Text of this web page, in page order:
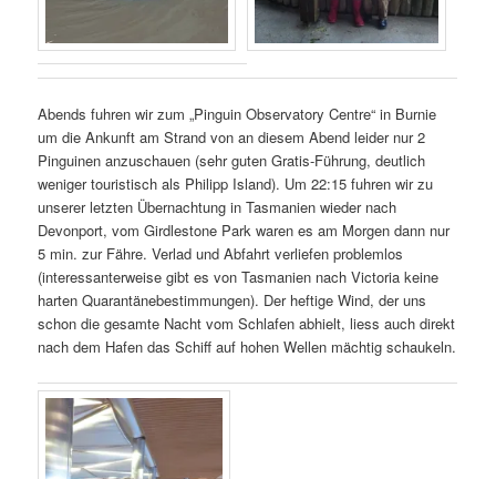
Abends fuhren wir zum „Pinguin Observatory Centre“ in Burnie
um die Ankunft am Strand von an diesem Abend leider nur 2
Pinguinen anzuschauen (sehr guten Gratis-Führung, deutlich
weniger touristisch als Philipp Island). Um 22:15 fuhren wir zu
unserer letzten Übernachtung in Tasmanien wieder nach
Devonport, vom Girdlestone Park waren es am Morgen dann nur
5 min. zur Fähre. Verlad und Abfahrt verliefen problemlos
(interessanterweise gibt es von Tasmanien nach Victoria keine
harten Quarantänebestimmungen). Der heftige Wind, der uns
schon die gesamte Nacht vom Schlafen abhielt, liess auch direkt
nach dem Hafen das Schiff auf hohen Wellen mächtig schaukeln.